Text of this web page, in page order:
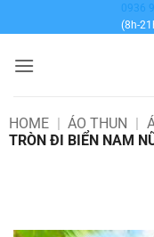
qua
dung
0936
(8h-
HOME | ÁO THUN |
TRÒN ĐI BIỂN NAM